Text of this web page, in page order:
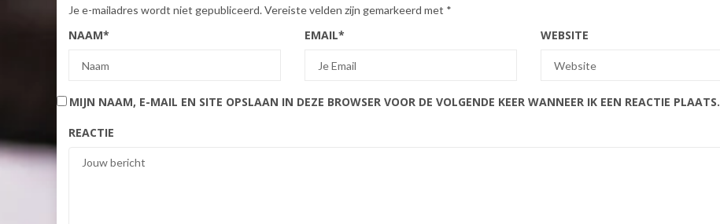
Je e-mailadres wordt niet gepubliceerd.Vereiste velden zijn gemarkeerd met *
NAAM* EMAIL* WEBSITE
MIJN NAAM, E-MAIL EN SITE OPSLAAN IN DEZE BROWSER VOOR DE VOLGENDE KEER WANNEER IK EEN REACTIE PLAATS.
REACTIE